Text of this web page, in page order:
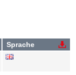
Sprache